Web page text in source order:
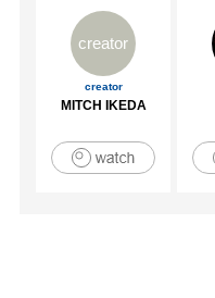
creator
creator
MITCH IKEDA